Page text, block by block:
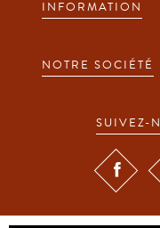
INFORMATION
NOTRE SOCIÉTÉ
SUIVEZ-